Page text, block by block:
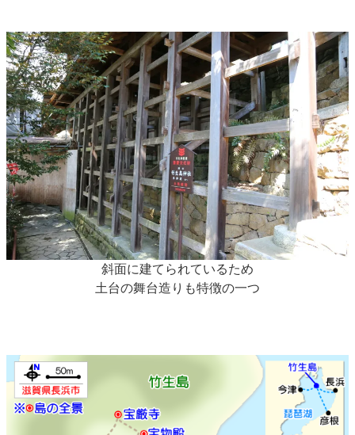
斜面に建てられているため
土台の舞台造りも特徴の一つ